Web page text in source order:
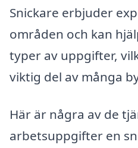
Snickare erbjuder
områden och kan
typer av uppgifter,
viktig del av många
Här är några av de
arbetsuppgifter en